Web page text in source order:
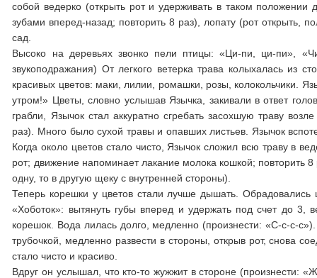
собой ведерко (открыть рот и удерживать в таком
зубами вперед-назад; повто­рить 8 раз), лопату (рот открыть,
сад.
Высоко на деревьях звонко пели пти­цы: «Ци-пи, ци-пи»,
звукоподра­жания) От легкого ветерка трава ко­лыхалась из
красивых цветов: маки, лилии, ромашки, розы, колоколь­чики.
утром!» Цветы, слов­но услышав Язычка, закивали в ответ
грабли, Язычок стал ак­куратно сгребать засохшую траву
раз). Много было сухой тра­вы и опавших листьев. Язычок
Когда около цветов стало чисто, Язычок сложил всю траву в
рот; движение напоми­нает лакание молока кошкой; повто­рить
одну, то в другую щеку с внутренней стороны).
Теперь корешки у цветов стали лучше дышать.
«Хоботок»: вытянуть губы вперед и удержать под счет до
корешок. Вода лилась долго, медленно (произ­нести: «С-с-с-
трубочкой, медленно развести в стороны, открыв рот, снова
стало чи­сто и красиво.
Вдруг он услышал, что кто-то жужжит в стороне (произнести: